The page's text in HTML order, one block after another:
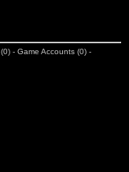
(0) - Game Accounts (0) -